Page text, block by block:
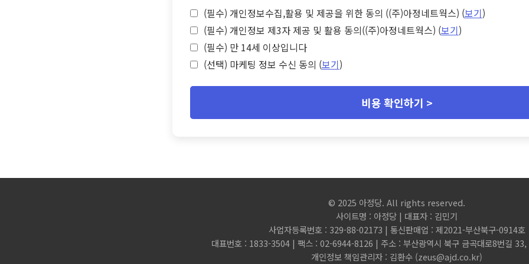
(필수) 개인정보수집,활용 및 제공을 위한 동의 ((주)아정네트웍스) (보기)
(필수) 개인정보 제3자 제공 및 활용 동의((주)아정네트웍스) (보기)
(필수) 만 14세 이상입니다
(선택) 마케팅 정보 수신 동의 (보기)
비용 확인하기 >
© 2025 아정당. All rights reserved.
사이트명 : 아정당 | 대표자 : 김민기
사업자등록번호 : 329-88-02173 | 통신판매업 : 제2021-부산북구-0914호
대표번호 : 1833-3504 | 팩스 : 02-6944-8126 | 주소 : 부산광역시 북구 금곡대로8번길 33,
개인정보 책임관리자 : 김환수 (zeus@ajd.co.kr)